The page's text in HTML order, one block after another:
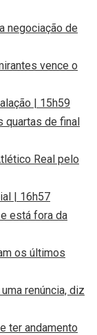
negociação de
vence o
| 15h59
quartas de final
Real pelo
| 16h57
está fora da
os últimos
renúncia, diz
ter andamento